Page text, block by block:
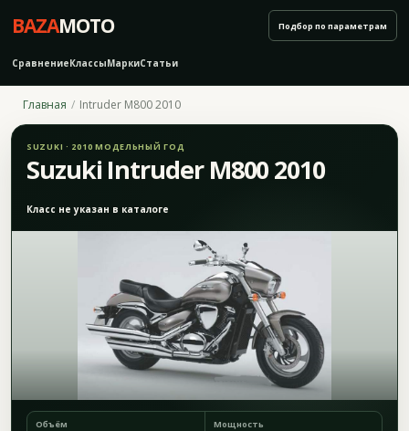
BAZAMOTO
СравнениеКлассыМаркиСтатьи
Подбор по параметрам
Главная Intruder M800 2010
SUZUKI · 2010 МОДЕЛЬНЫЙ ГОД
Suzuki Intruder M800 2010
Класс не указан в каталоге
Объём Мощность